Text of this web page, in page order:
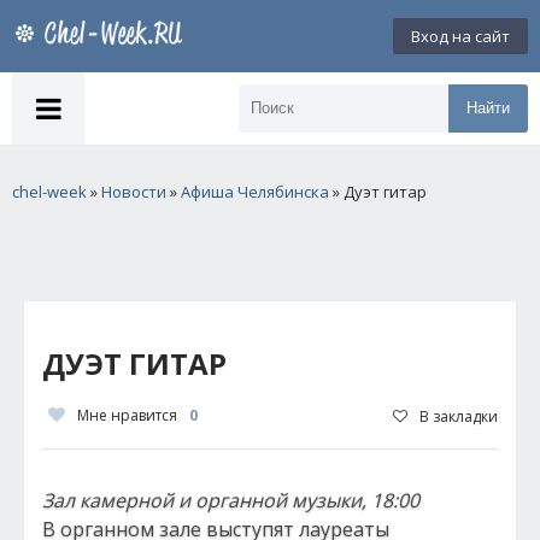
Вход на сайт
Найти
chel-week»Новости »Афиша Челябинска » Дуэт гитар
ДУЭТ ГИТАР
Мне нравится 0 В закладки
Зал камерной и органной музыки, 18:00
В органном зале выступят лауреаты